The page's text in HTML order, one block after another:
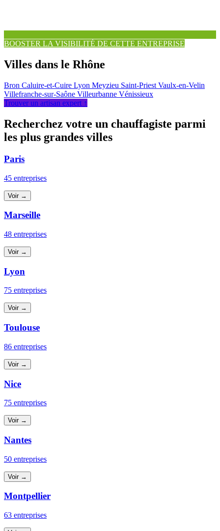
BOOSTER LA VISIBILITÉ DE CETTE ENTREPRISE
Villes dans le Rhône
Bron Caluire-et-Cuire Lyon Meyzieu Saint-Priest Vaulx-en-Velin
Villefranche-sur-Saône Villeurbanne Vénissieux
Trouver un artisan expert ↑
Recherchez votre un chauffagiste parmi
les plus grandes villes
Paris
45 entreprises
Voir →
Marseille
48 entreprises
Voir →
Lyon
75 entreprises
Voir →
Toulouse
86 entreprises
Voir →
Nice
75 entreprises
Voir →
Nantes
50 entreprises
Voir →
Montpellier
63 entreprises